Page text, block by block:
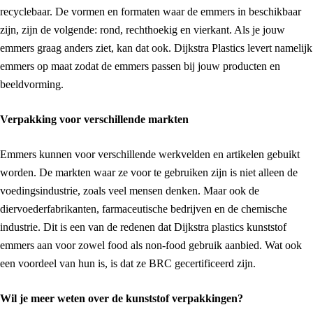
recyclebaar. De vormen en formaten waar de emmers in beschikbaar
zijn, zijn de volgende: rond, rechthoekig en vierkant. Als je jouw
emmers graag anders ziet, kan dat ook. Dijkstra Plastics levert namelijk
emmers op maat zodat de emmers passen bij jouw producten en
beeldvorming.
Verpakking voor verschillende markten
Emmers kunnen voor verschillende werkvelden en artikelen gebuikt
worden. De markten waar ze voor te gebruiken zijn is niet alleen de
voedingsindustrie, zoals veel mensen denken. Maar ook de
diervoederfabrikanten, farmaceutische bedrijven en de chemische
industrie. Dit is een van de redenen dat Dijkstra plastics kunststof
emmers aan voor zowel food als non-food gebruik aanbied. Wat ook
een voordeel van hun is, is dat ze BRC gecertificeerd zijn.
Wil je meer weten over de kunststof verpakkingen?